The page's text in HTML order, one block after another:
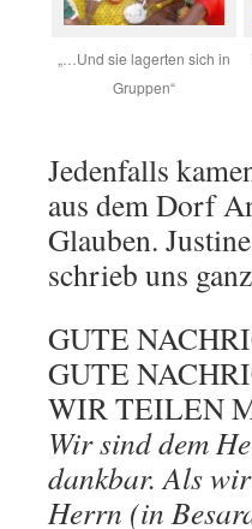
„…Und sie lagerten sich in
Gruppen“
Jedenfalls
aus dem Dorf
Glauben.
schrieb uns
GUTE
GUTE
WIR TEILEN
Wir sind dem
dankbar. Als
Herrn (in